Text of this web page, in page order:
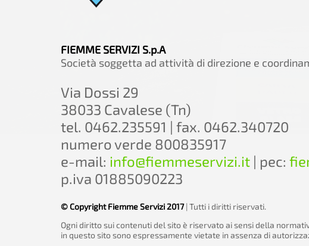
FIEMME SERVIZI S.p.A
Società soggetta ad attività di direzione e
Via Dossi 29
38033 Cavalese (Tn)
tel. 0462.235591 | fax. 0462.340720
numero verde 800835917
e-mail: info@fiemmeservizi.it | pec:
p.iva 01885090223
© Copyright Fiemme Servizi 2017| Tutti i diritti riservati.
Ogni diritto sui contenuti del sito è riservato ai sensi della
in questo sito sono espressamente vietate in assenza di